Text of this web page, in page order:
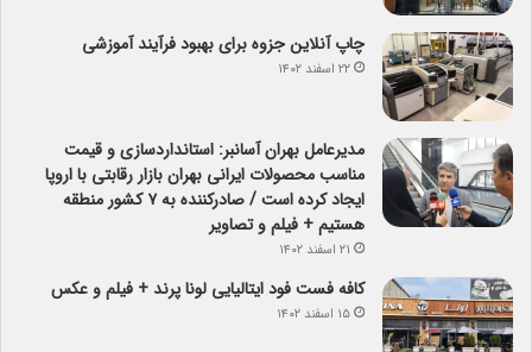
چاپ آنلاین جزوه برای بهبود فرآیند آموزشی
۲۲ اسفند ۱۴۰۲
مدیرعامل بهران آسانبر: استانداردسازی و قیمت
مناسب محصولات ایرانی بهران بازار رقابتی با اروپا
ایجاد کرده است / صادرکننده به ۷ کشور منطقه
هستیم + فیلم و تصاویر
۲۱ اسفند ۱۴۰۲
کافه فست فود ایتالیایی لونا پرند + فیلم و عکس
۱۵ اسفند ۱۴۰۲